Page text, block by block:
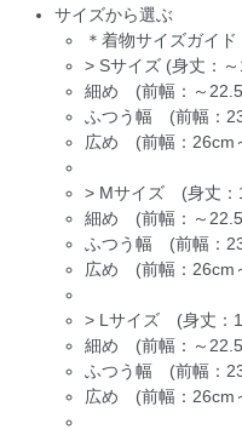
サイズから選ぶ
＊着物サイズガイド
> Sサイズ (身丈：
細め (前幅：～
ふつう幅 (前幅：
広め (前幅：26cm
> Mサイズ (身丈：
細め (前幅：～
ふつう幅 (前幅：
広め (前幅：26cm
> Lサイズ (身丈：
細め (前幅：～
ふつう幅 (前幅：
広め (前幅：26cm